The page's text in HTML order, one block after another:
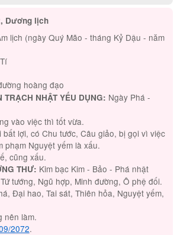
Dương lịch
lịch (ngày Quý Mão - tháng Kỷ Dậu - năm
hoàng đạo
TRẠCH NHẬT YẾU DỤNG: Ngày Phá -
vào việc thì tốt vừa.
bất lợi, có Chu tước, Câu giảo, bị gọi vì việc
phạm Nguyệt yếm là xấu.
cũng xấu.
THƯ: Kim bạc Kim - Bảo - Phá nhật
tướng, Ngũ hợp, Minh đường, Ô phệ đối.
Đại hao, Tai sát, Thiên hỏa, Nguyệt yếm,
nên làm.
2072.